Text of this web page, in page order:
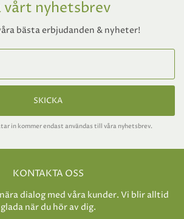
vårt nyhetsbrev
bästa erbjudanden & nyheter!
SKICKA
in kommer endast användas till våra nyhetsbrev.
KONTAKTA OSS
dialog med våra kunder. Vi blir alltid
glada när du hör av dig.